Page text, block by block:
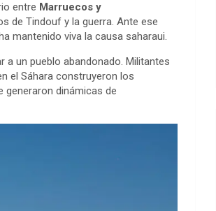
entre Marruecos y
de Tindouf y la guerra. Ante ese
mantenido viva la causa saharaui.
a un pueblo abandonado. Militantes
el Sáhara construyeron los
generaron dinámicas de